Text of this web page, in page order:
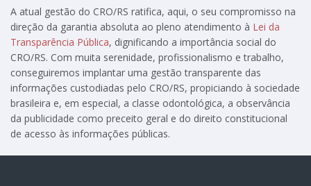
A atual gestão do CRO/RS ratifica, aqui, o seu compromisso na
direção da garantia absoluta ao pleno atendimento à Lei da
Transparência Pública, dignificando a importância social do
CRO/RS. Com muita serenidade, profissionalismo e trabalho,
conseguiremos implantar uma gestão transparente das
informações custodiadas pelo CRO/RS, propiciando à sociedade
brasileira e, em especial, a classe odontológica, a observância
da publicidade como preceito geral e do direito constitucional
de acesso às informações públicas.